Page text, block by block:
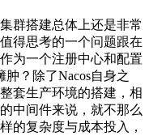
群搭建总体上还是非常
得思考的一个问题跟在
为一个注册中心和配置
？除了Nacos自身之
套生产环境的搭建，相
中间件来说，就不那么
的复杂度与成本投入，